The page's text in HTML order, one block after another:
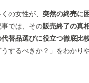
の女性が、 突然の終売に
では、その販売終了の真
替品選びに役立つ徹底比
するべきか？」をわかり